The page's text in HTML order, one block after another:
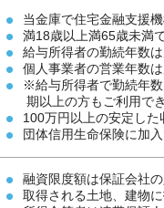
当金庫で住宅金融支援
満18歳以上満65歳未満
給与所得者の勤続年数
個人事業者の営業年数
※給与所得者で勤続年
期以上の方もご利用で
100万円以上の安定し
団体信用生命保険に加
融資限度額は保証会社
取得される土地、建物